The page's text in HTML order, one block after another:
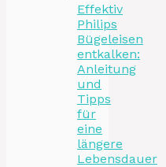
Effektiv
Philips
Bügeleisen
entkalken:
Anleitung
und
Tipps
für
eine
längere
Lebensdauer